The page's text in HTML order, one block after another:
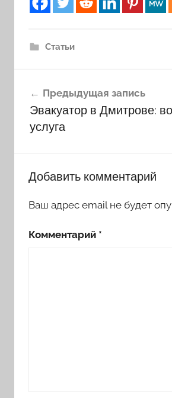
Статьи
по
записям
Предыдущая запись
Эвакуатор в Дмитрове:
услуга
Добавить комментарий
Ваш адрес email не будет
Комментарий *